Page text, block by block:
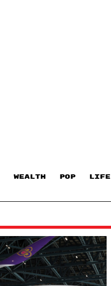
WEALTH POP LIFE